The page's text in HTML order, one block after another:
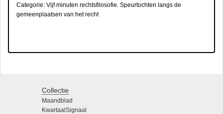
Categorie: Vijf minuten rechtsfilosofie. Speurtochten langs de
gemeenplaatsen van het recht
Collectie
Maandblad
KwartaalSignaal